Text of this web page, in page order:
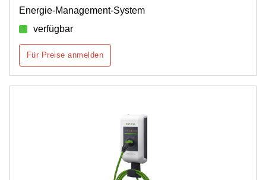
Energie-Management-System
verfügbar
Für Preise anmelden